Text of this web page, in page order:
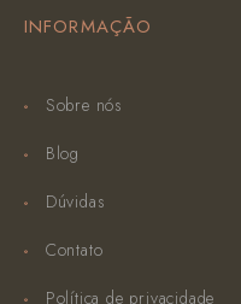
INFORMAÇÃO
Sobre nós
Blog
Dúvidas
Contato
Política de privacidade